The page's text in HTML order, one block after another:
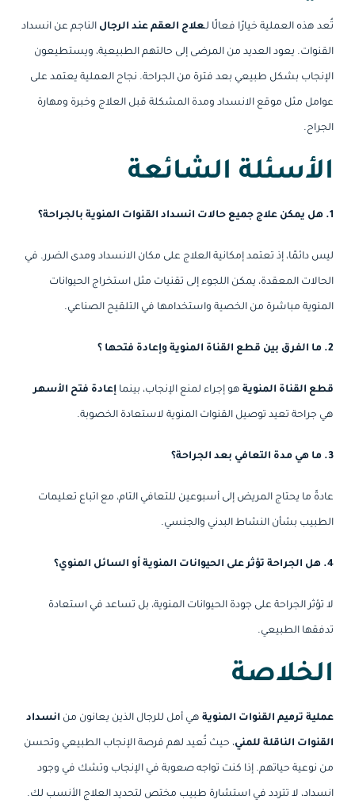
تُعد هذه العملية خيارًا فعالًا لـعلاج العقم عند الرجال الناجم عن انسداد
القنوات. يعود العديد من المرضى إلى حالتهم الطبيعية، ويستطيعون
الإنجاب بشكل طبيعي بعد فترة من الجراحة. نجاح العملية يعتمد على
عوامل مثل موقع الانسداد ومدة المشكلة قبل العلاج وخبرة ومهارة
الجراح.
الأسئلة الشائعة
1. هل يمكن علاج جميع حالات انسداد القنوات المنوية بالجراحة؟
ليس دائمًا، إذ تعتمد إمكانية العلاج على مكان الانسداد ومدى الضرر. في
الحالات المعقدة، يمكن اللجوء إلى تقنيات مثل استخراج الحيوانات
المنوية مباشرة من الخصية واستخدامها في التلقيح الصناعي.
2. ما الفرق بين قطع القناة المنوية وإعادة فتحها ؟
قطع القناة المنويةهو إجراء لمنع الإنجاب، بينما إعادة فتح الأسهر
هي جراحة تعيد توصيل القنوات المنوية لاستعادة الخصوبة.
3. ما هي مدة التعافي بعد الجراحة؟
عادةً ما يحتاج المريض إلى أسبوعين للتعافي التام، مع اتباع تعليمات
الطبيب بشأن النشاط البدني والجنسي.
4. هل الجراحة تؤثر على الحيوانات المنوية أو السائل المنوي؟
لا تؤثر الجراحة على جودة الحيوانات المنوية، بل تساعد في استعادة
تدفقها الطبيعي.
الخلاصة
عملية ترميم القنوات المنويةهي أمل للرجال الذين يعانون من انسداد
القنوات الناقلة للمني، حيث تُعيد لهم فرصة الإنجاب الطبيعي وتحسن
من نوعية حياتهم. إذا كنت تواجه صعوبة في الإنجاب وتشك في وجود
انسداد، لا تتردد في استشارة طبيب مختص لتحديد العلاج الأنسب لك.